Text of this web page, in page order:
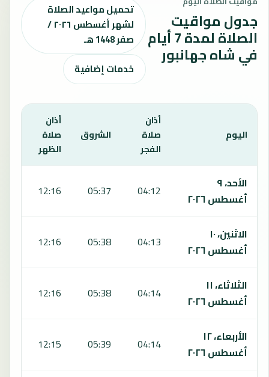
جدول مواقيت
الصلاة لمدة 7 أيام
في شاه جهانبور
تحميل مواعيد الصلاة
لشهر أغسطس ٢٠٢٦ /
صفر 1448 هـ
خدمات إضافية
اليوم
أذان
صلاة
الفجر
الشروق
أذان
صلاة
الظهر
الأحد، ٩
أغسطس ٢٠٢٦
04:12
05:37
12:16
الاثنين، ١٠
أغسطس ٢٠٢٦
04:13
05:38
12:16
الثلاثاء، ١١
أغسطس ٢٠٢٦
04:14
05:38
12:16
الأربعاء، ١٢
أغسطس ٢٠٢٦
04:14
05:39
12:15